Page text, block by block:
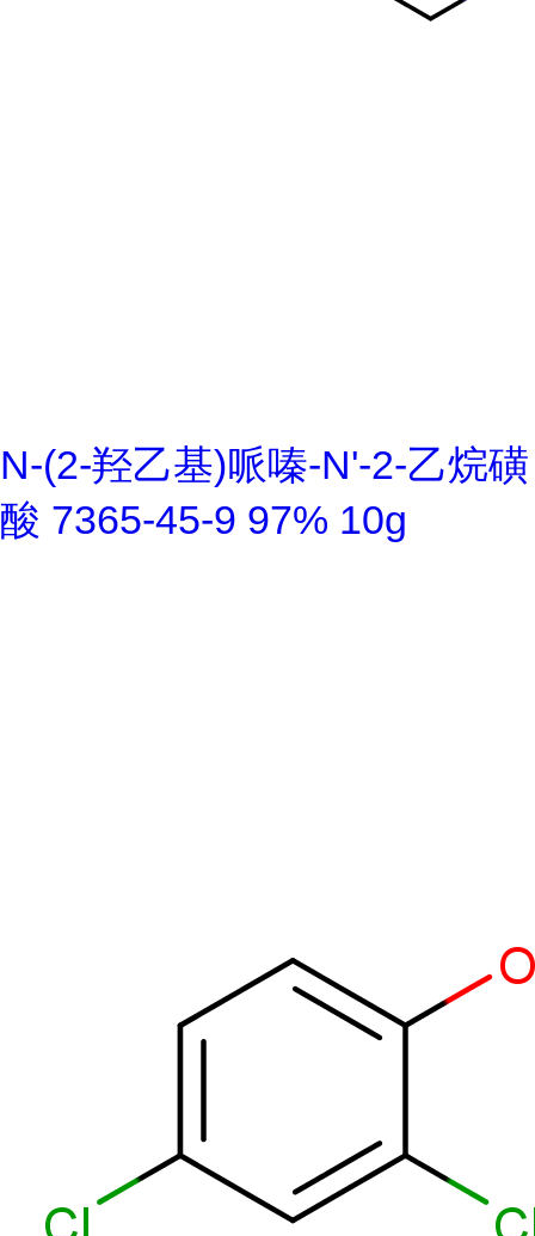
N-(2-羟乙基)哌嗪-N'-2-乙烷磺
酸 7365-45-9 97% 10g